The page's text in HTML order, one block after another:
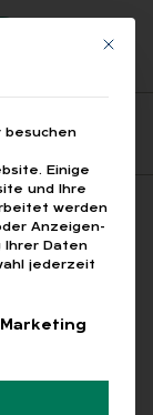
Mit
besuchen
Einige
und Ihre
werden
Anzeigen-
Ihrer Daten
jederzeit
Marketing